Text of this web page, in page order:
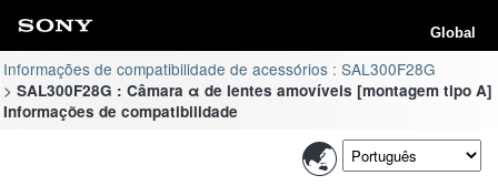
Global
Informações de compatibilidade de acessórios : SAL300F28G
SAL300F28G : Câmara α de lentes amovíveis [montagem tipo A]
Informações de compatibilidade